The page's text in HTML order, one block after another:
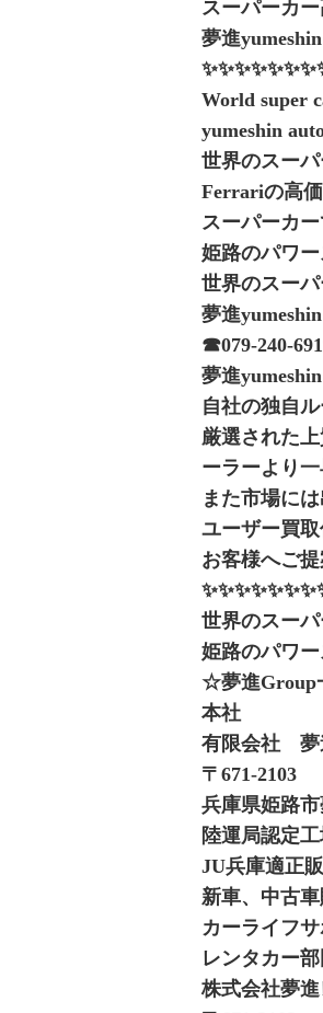
スーパーカ
夢進
World super
yumeshin
世界のスー
Ferrariの高
スーパーカ
姫路のパワ
世界のスー
夢進
☎︎079-240-
夢進
自社の独自
厳選された
ーラーより
また市場に
ユーザー買
お客様へご提
世界のスー
姫路のパワ
☆夢進Group
本社
有限会社 夢
〒671-2103
兵庫県姫路
陸運局認定
JU兵庫適正
新車、中古
カーライフ
レンタカー部
株式会社夢